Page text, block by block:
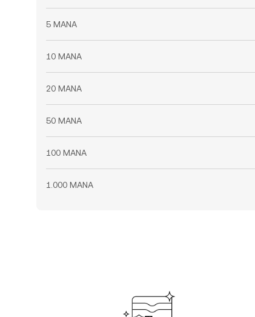
5 MANA
10 MANA
20 MANA
50 MANA
100 MANA
1.000 MANA